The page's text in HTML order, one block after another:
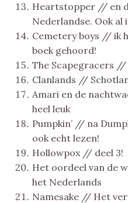
Heartstopper // en
Nederlandse. Ook al
Cemetery boys // ik
boek gehoord!
The Scapegracers //
Clanlands //
Amari en de
heel leuk
Pumpkin’ // na
ook echt lezen!
Hollowpox // deel 3!
Het oordeel van de
het Nederlands
Namesake // Het